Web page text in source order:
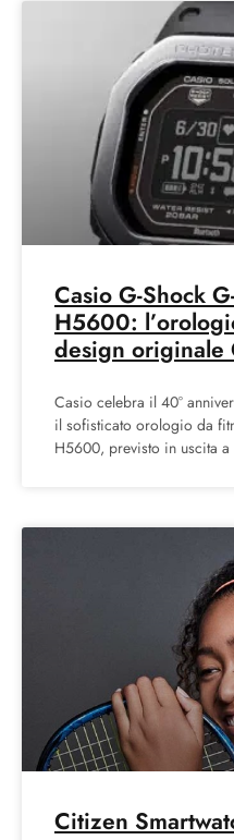
Casio G-Shock
H5600:
design originale
Casio celebra il 40°
il sofisticato orologio da
H5600, previsto in uscita
Citizen